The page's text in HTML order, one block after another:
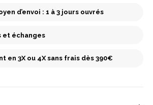
d’envoi : 1 à 3 jours ouvrés
et échanges
en 3X ou 4X sans frais dès 390€